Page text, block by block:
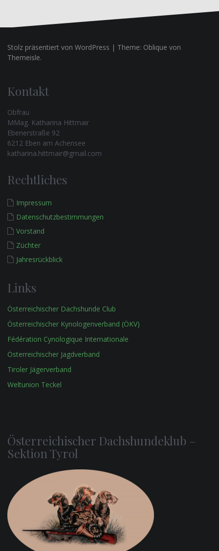
Stolz präsentiert von WordPress | Theme: Oblique von
Themeisle.
Kontakt
Obfrau
MMag. Katharina Hittmair
Ebenerstraße 92
6212 Eben am Achensee
katharina.hittmair@gmail.com
Rechtliches
Impressum
Datenschutzbestimmungen
Vorstand
Züchter
Jahresrückblick
Links
Österreichischer Dachshunde Club
Österreichischer Kynologenverband (ÖKV)
Fédération Cynologique Internationale
Österreichischer Jagdverband
Tiroler Jägerverband
Weltunion Teckel
Österreichischer Dachshundeklub –
Sektion Tyrol